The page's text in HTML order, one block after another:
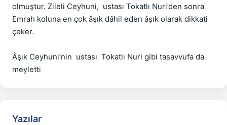
olmuştur. Zileli Ceyhuni,  ustası Tokatlı Nuri’den sonra
Emrah koluna en çok âşık dâhil eden âşık olarak dikkati
çeker.
Âşık Ceyhuni’nin  ustası  Tokatlı Nuri gibi tasavvufa da
meyletti
Yazılar